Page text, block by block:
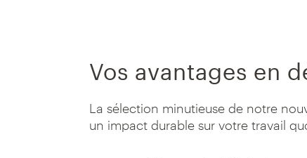
Vos avantages en
La sélection minutieuse de notre
un impact durable sur votre travail